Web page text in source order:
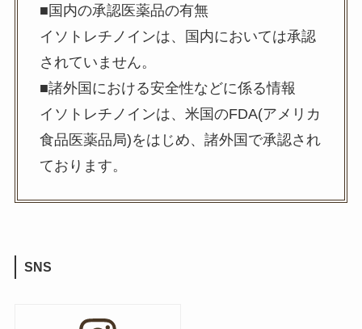
■国内の承認医薬品の有無
イソトレチノインは、国内においては承認
されていません。
■諸外国における安全性などに係る情報
イソトレチノインは、米国のFDA(アメリカ
食品医薬品局)をはじめ、諸外国で承認され
ております。
SNS